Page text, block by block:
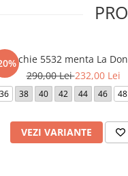
Rochie 5532 menta La
290,00 Lei232,00 Lei
36 38 40 42 44 46 48
VEZI VARIANTE